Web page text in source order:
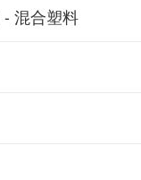
混合塑料